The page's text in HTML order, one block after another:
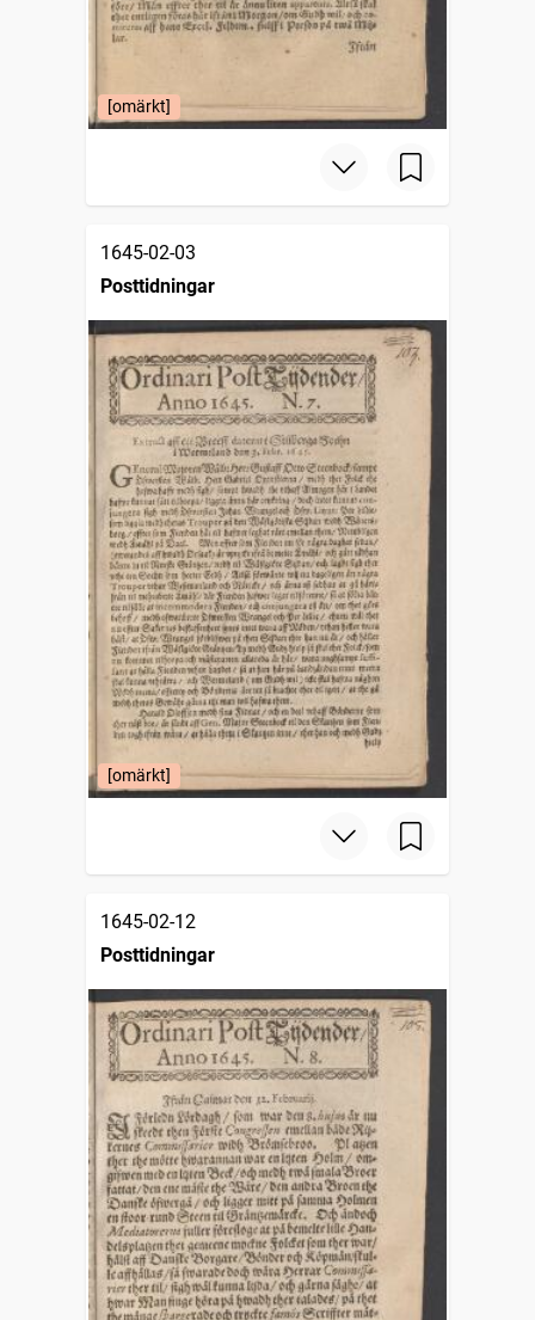
[omärkt]
1645-02-03
Posttidningar
[omärkt]
1645-02-12
Posttidningar